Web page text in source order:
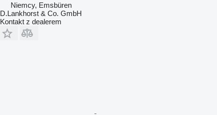
Niemcy, Emsbüren
D.Lankhorst & Co. GmbH
Kontakt z dealerem